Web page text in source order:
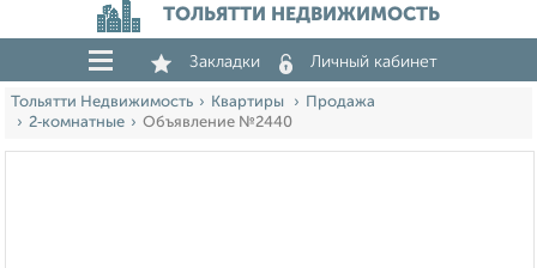
ТОЛЬЯТТИ НЕДВИЖИМОСТЬ
Закладки Личный кабинет
Тольятти Недвижимость Квартиры
Продажа
2‑комнатные
Объявление №2440